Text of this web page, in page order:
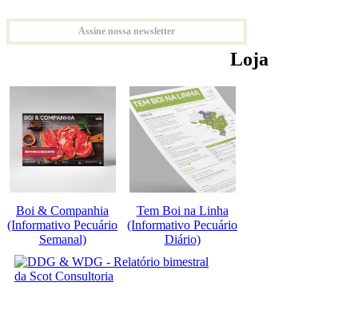
Assine nossa newsletter
Loja
Boi & Companhia
(Informativo Pecuário
Semanal)
Tem Boi na Linha
(Informativo Pecuário
Diário)